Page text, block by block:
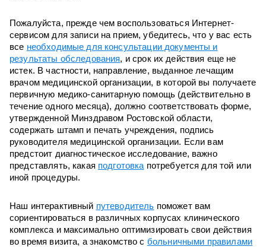
Пожалуйста, прежде чем воспользоваться Интернет-
сервисом для записи на прием, убедитесь, что у вас есть
все необходимые для консультации документы и
результаты обследования, и срок их действия еще не
истек. В частности, направление, выданное лечащим
врачом медицинской организации, в которой вы получаете
первичную медико-санитарную помощь (действительно в
течение одного месяца), должно соответствовать форме,
утвержденной Минздравом Ростовской области,
содержать штамп и печать учреждения, подпись
руководителя медицинской организации. Если вам
предстоит диагностическое исследование, важно
представлять, какая подготовка потребуется для той или
иной процедуры.
Наш интерактивный путеводитель поможет вам
сориентироваться в различных корпусах клинического
комплекса и максимально оптимизировать свои действия
во время визита, а знакомство с больничными правилами